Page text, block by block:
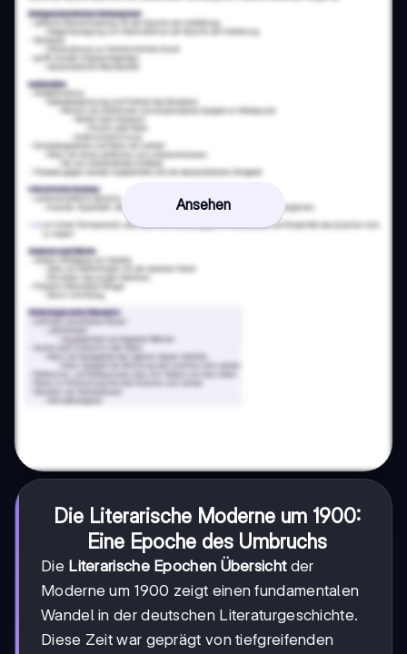
Ansehen
Die Literarische Moderne um 1900:
Eine Epoche des Umbruchs
Die Literarische Epochen Übersichtder
Moderne um 1900 zeigt einen fundamentalen
Wandel in der deutschen Literaturgeschichte.
Diese Zeit war geprägt von tiefgreifenden